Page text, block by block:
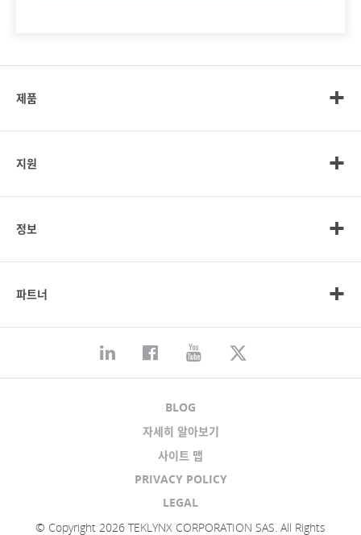
제품
지원
정보
파트너
© Copyright 2026 TEKLYNX CORPORATION SAS. All Rights
BLOG
자세히 알아보기
사이트 맵
PRIVACY POLICY
LEGAL